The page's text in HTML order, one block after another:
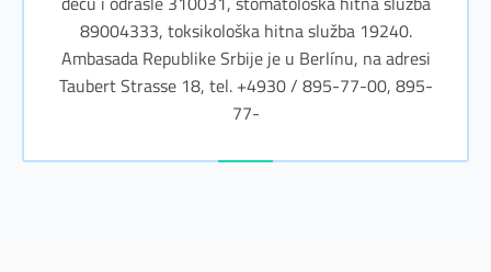
89004333, toksikološka hitna služba 19240.
Ambasada Republike Srbije je u Berlínu, na adresi
Taubert Strasse 18, tel. +4930 / 895-77-00, 895-
77-